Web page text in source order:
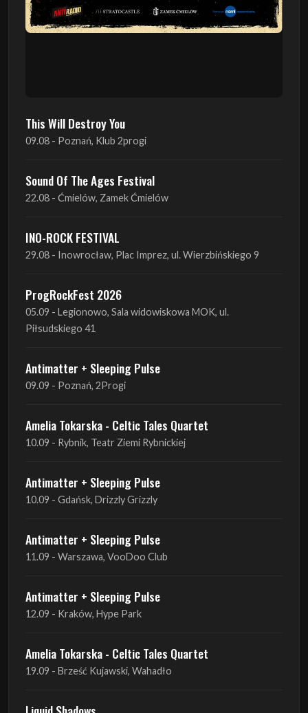
Sound Of The Ages Festival
22.08 - Ćmielów, Zamek Ćmielów
INO-ROCK FESTIVAL
29.08 - Inowrocław, Plac Imprez, ul. Wierzbińskiego 9
ProgRockFest 2026
Antimatter + Sleeping Pulse
09.09 - Poznań, 2Progi
Amelia Tokarska - Celtic Tales Quartet
10.09 - Rybnik, Teatr Ziemi Rybnickiej
Antimatter + Sleeping Pulse
Antimatter + Sleeping Pulse
11.09 - Warszawa, VooDoo Club
Antimatter + Sleeping Pulse
12.09 - Kraków, Hype Park
Amelia Tokarska - Celtic Tales Quartet
19.09 - Brześć Kujawski, Wahadło
Liquid Shadows
19.09 - Kościan, Kościańskim Ośrodku Kultury
Amelia Tokarska - Celtic Tales Quartet